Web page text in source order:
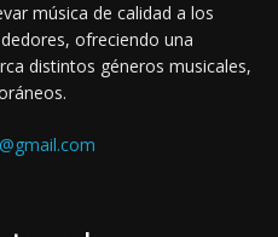
música de calidad a los
ofreciendo una
distintos géneros musicales,